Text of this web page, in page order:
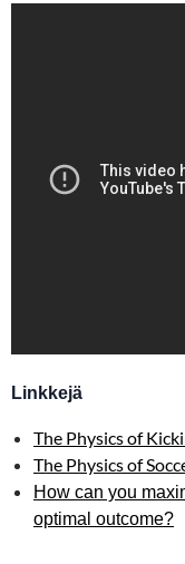
Linkkejä
The Physics of
The Physics of
How can you
optimal outcome?